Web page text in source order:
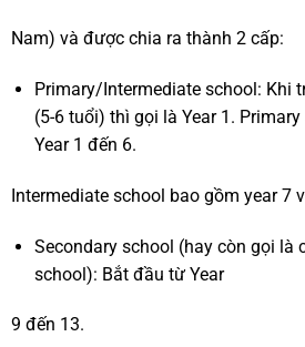
Nam) và được chia ra thành 2 cấp:
Primary/Intermediate school: Khi
(5-6 tuổi) thì gọi là Year 1.
Year 1 đến 6.
Intermediate school bao gồm year 7
Secondary school (hay còn gọi là
school): Bắt đầu từ Year
9 đến 13.